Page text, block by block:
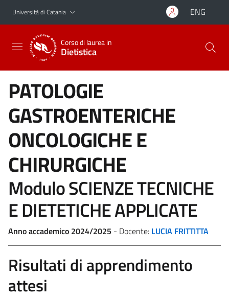
Vai al contenuto principale
Vai al menu di navigazione
Università di Catania ENG
Corso di laurea in
Dietistica
PATOLOGIE
GASTROENTERICHE
ONCOLOGICHE E
CHIRURGICHE
Modulo SCIENZE TECNICHE
E DIETETICHE APPLICATE
Anno accademico 2024/2025 - Docente: LUCIA FRITTITTA
Risultati di apprendimento
attesi